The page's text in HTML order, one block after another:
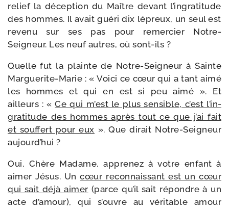
relief la décep­tion du Maître devant l’in­gra­ti­tude
des hommes. Il avait gué­ri dix lépreux, un seul est
reve­nu sur ses pas pour remer­cier Notre-​
Seigneur. Les neuf autres, où sont-ils ?
Quelle fut la plainte de Notre-​Seigneur à Sainte
Marguerite-​Marie : « Voici ce cœur qui a tant aimé
les hommes et qui en est si peu aimé ». Et
ailleurs : «Ce qui m’est le plus sen­sible, c’est l’in­
gra­ti­tude des hommes après tout ce que j’ai fait
et souf­fert pour eux ». Que dirait Notre-​Seigneur
aujourd’hui ?
Oui, Chère Madame, appre­nez à votre enfant à
aimer Jésus. Uncœur recon­nais­sant est un cœur
qui sait déjà aimer (parce qu’il sait répondre à un
acte d’a­mour), qui s’ouvre au véri­table amour